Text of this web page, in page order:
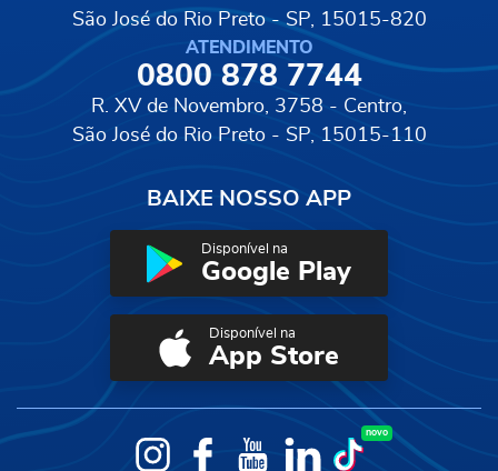
São José do Rio Preto - SP, 15015-820
ATENDIMENTO
0800 878 7744
R. XV de Novembro, 3758 - Centro,
São José do Rio Preto - SP, 15015-110
BAIXE NOSSO APP
Disponível na
Google Play
Disponível na
App Store
InstagramFacebookYouTubeLinkedIn
novo
TikTok